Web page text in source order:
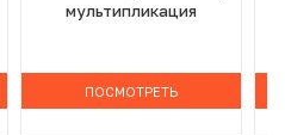
мультипликация
ПОСМОТРЕТЬ